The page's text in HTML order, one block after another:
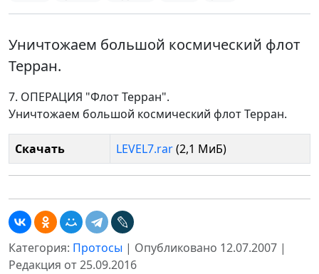
Уничтожаем большой космический флот
Терран.
7. ОПЕРАЦИЯ "Флот Терран".
Уничтожаем большой космический флот Терран.
Скачать LEVEL7.rar(2,1 МиБ)
Категория: Протосы | Опубликовано 12.07.2007 |
Редакция от 25.09.2016